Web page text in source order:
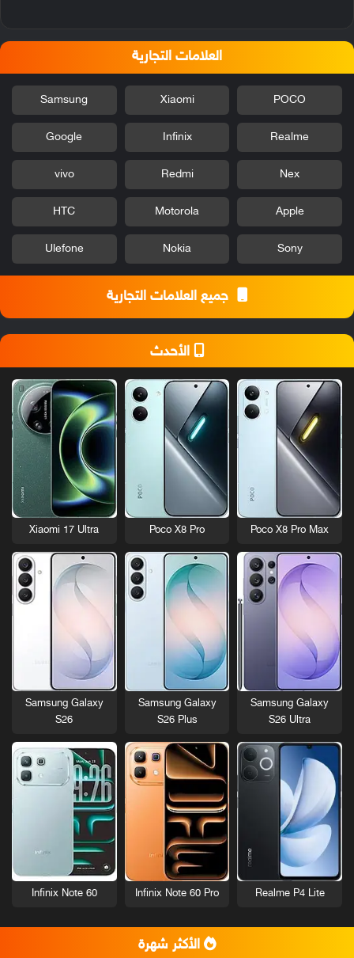
العلامات التجارية
POCO
Xiaomi
Samsung
Realme
Infinix
Google
Nex
Redmi
vivo
Apple
Motorola
HTC
Sony
Nokia
Ulefone
جميع العلامات التجارية
الأحدث
Poco X8 Pro Max
Poco X8 Pro
Xiaomi 17 Ultra
Samsung Galaxy
S26 Ultra
Samsung Galaxy
S26 Plus
Samsung Galaxy
S26
Realme P4 Lite
Infinix Note 60 Pro
Infinix Note 60
الأكثر شهرة